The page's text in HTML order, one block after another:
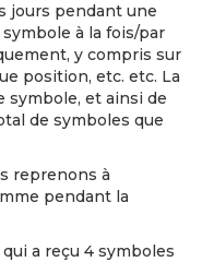
jours pendant une
à la fois/par
y compris sur
position, etc. etc. La
symbole, et ainsi de
de symboles que
reprenons à
pendant la
a reçu 4 symboles